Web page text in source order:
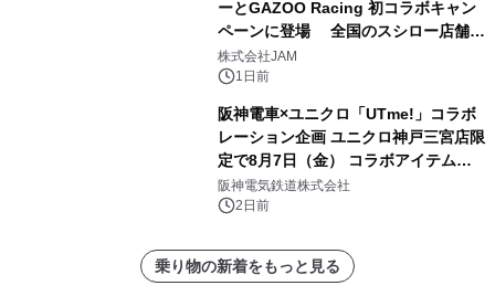
ーとGAZOO Racing 初コラボキャン
ペーンに登場 全国のスシロー店舗で
GR 4車種の FUNBOO(ミニカー)付き
メニューが展開されます
株式会社JAM
1日前
阪神電車×ユニクロ「UTme!」コラボ
レーション企画 ユニクロ神戸三宮店限
定で8月7日（金） コラボアイテムが
発売決定！
阪神電気鉄道株式会社
2日前
乗り物の新着をもっと見る